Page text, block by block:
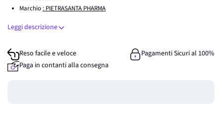
Marchio : PIETRASANTA PHARMA
Leggi descrizione
Reso facile e veloce
Pagamenti Sicuri al 100%
Paga in contanti alla consegna